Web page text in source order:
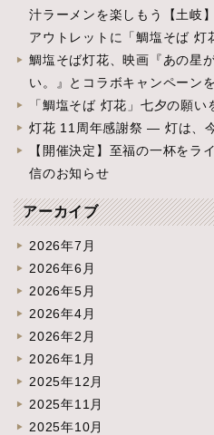
汁ラーメンを楽しもう【土岐
アウトレットに「鯛塩そば 灯
鯛塩そば灯花、映画『あの星
い。』とコラボキャンペーン
「鯛塩そば 灯花」七夕の願い
灯花 11周年感謝祭 ― 灯は、
【開催決定】至福の一杯をラ
信のお知らせ
アーカイブ
2026年7月
2026年6月
2026年5月
2026年4月
2026年2月
2026年1月
2025年12月
2025年11月
2025年10月